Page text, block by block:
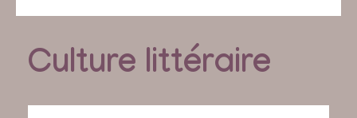
Culture littéraire